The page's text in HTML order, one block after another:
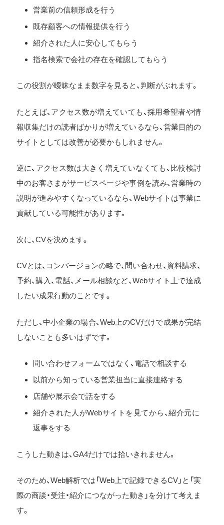
営業前の信頼形成を行う
既存顧客への情報提供を行う
紹介された人に安心してもらう
指名検索で会社の存在を確認してもらう
この役割が曖昧なまま数字を見ると、判断がぶれます。
たとえば、アクセス数が増えていても、採用希望者や情
報収集だけの読者ばかりが増えているなら、営業目的の
サイトとしては改善が必要かもしれません。
逆に、アクセス数は大きく増えていなくても、比較検討
中のお客さまがサービスページや事例を読み、営業時の
説明が進みやすくなっているなら、Webサイトは事業に
貢献している可能性があります。
次に、CVを決めます。
CVとは、コンバージョンの略で、問い合わせ、資料請求、
予約、購入、電話、メール相談など、Webサイト上で達成
したい成果行動のことです。
ただし、中小企業の場合、Web上のCVだけで成果が完結
しないことも多いはずです。
問い合わせフォームではなく、電話で相談する
以前から知っている営業担当に直接連絡する
店舗や展示会で話をする
紹介された人がWebサイトを見てから、紹介元に
返事をする
こうした動きは、GA4だけでは拾いきれません。
そのため、Web解析では「Web上で記録できるCV」と「実
際の商談・受注・紹介につながった動き」を分けて考えま
す。